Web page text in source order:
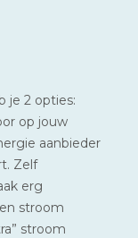
je 2 opties:
op jouw
aanbieder
Zelf
erg
stroom
stroom